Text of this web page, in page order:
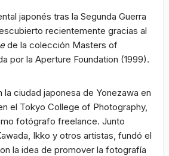
japonés tras la Segunda Guerra
recientemente gracias al
de la colección Masters of
por la Aperture Foundation (1999).
la ciudad japonesa de Yonezawa en
el Tokyo College of Photography,
fotógrafo freelance. Junto
Ikko y otros artistas, fundó el
la idea de promover la fotografía